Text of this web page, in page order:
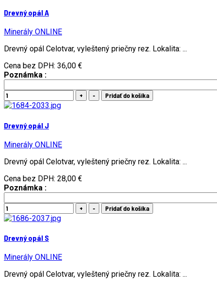
Drevný opál A
Minerály ONLINE
Drevný opál Celotvar, vyleštený priečny rez. Lokalita: ...
Cena bez DPH: 36,00 €
Poznámka :
Drevný opál J
Minerály ONLINE
Drevný opál Celotvar, vyleštený priečny rez. Lokalita: ...
Cena bez DPH: 28,00 €
Poznámka :
Drevný opál S
Minerály ONLINE
Drevný opál Celotvar, vyleštený priečny rez. Lokalita: ...